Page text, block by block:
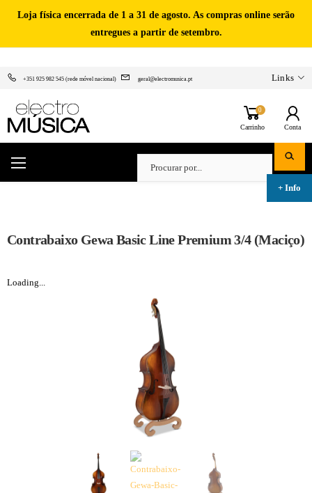
Loja física encerrada de 1 a 31 de agosto. As compras online serão
entregues a partir de setembro.
+351 925 982 545 (rede móvel nacional) geral@electromusica.pt Links
0
Carrinho Conta
Contrabaixo Gewa Basic Line Premium 3/4 (Maciço)
Loading...